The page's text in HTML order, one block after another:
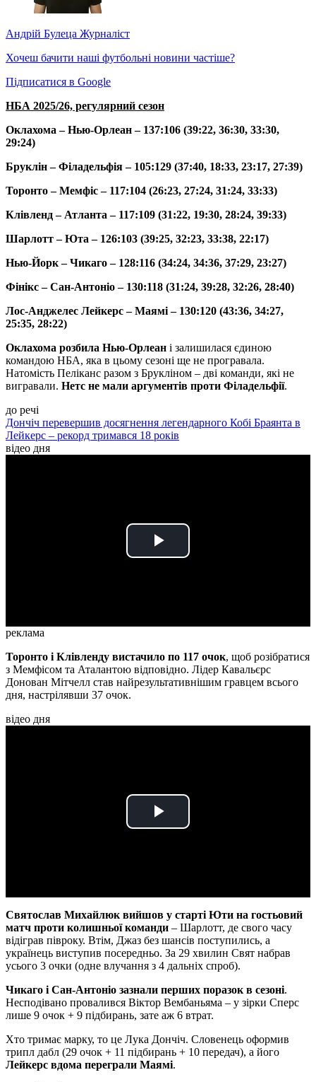
Андрій Булеца Журналіст
Хочеш бачити наші футбольні новини частіше?
Підписатися в Google
НБА 2025/26, регулярний сезон
Оклахома – Нью-Орлеан – 137:106 (39:22, 36:30, 33:30,
29:24)
Бруклін – Філадельфія – 105:129 (37:40, 18:33, 23:17, 27:39)
Торонто – Мемфіс – 117:104 (26:23, 27:24, 31:24, 33:33)
Клівленд – Атланта – 117:109 (31:22, 19:30, 28:24, 39:33)
Шарлотт – Юта – 126:103 (39:25, 32:23, 33:38, 22:17)
Нью-Йорк – Чикаго – 128:116 (34:24, 34:36, 37:29, 23:27)
Фінікс – Сан-Антоніо – 130:118 (31:24, 39:28, 32:26, 28:40)
Лос-Анджелес Лейкерс – Маямі – 130:120 (43:36, 34:27,
25:35, 28:22)
Оклахома розбила Нью-Орлеан і залишилася єдиною
командою НБА, яка в цьому сезоні ще не програвала.
Натомість Пеліканс разом з Брукліном – дві команди, які не
вигравали. Нетс не мали аргументів проти Філадельфії.
до речі
Дончіч перевершив досягнення легендарного Кобі Браянта в
Лейкерс – рекорд тримався 18 років
відео дня
Play
реклама
Торонто і Клівленду вистачило по 117 очок, щоб розібратися
з Мемфісом та Аталантою відповідно. Лідер Кавальєрс
Донован Мітчелл став найрезультативнішим гравцем всього
дня, настрілявши 37 очок.
відео дня
Play
Святослав Михайлюк вийшов у старті Юти на гостьовий
матч проти колишньої команди – Шарлотт, де свого часу
відіграв півроку. Втім, Джаз без шансів поступились, а
українець виступив посередньо. За 29 хвилин Свят набрав
усього 3 очки (одне влучання з 4 дальніх спроб).
Чикаго і Сан-Антоніо зазнали перших поразок в сезоні.
Несподівано провалився Віктор Вембаньяма – у зірки Сперс
лише 9 очок + 9 підбирань, зате аж 6 втрат.
Хто тримає марку, то це Лука Дончіч. Словенець оформив
трипл дабл (29 очок + 11 підбирань + 10 передач), а його
Лейкерс вдома переграли Маямі.